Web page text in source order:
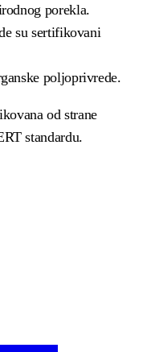
porekla.
su sertifikovani
poljoprivrede.
od strane
standardu.